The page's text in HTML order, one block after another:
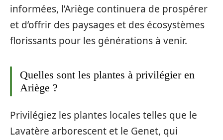
informées, l’Ariège continuera de prospérer
et d’offrir des paysages et des écosystèmes
florissants pour les générations à venir.
Quelles sont les plantes à privilégier en
Ariège ?
Privilégiez les plantes locales telles que le
Lavatère arborescent et le Genet, qui